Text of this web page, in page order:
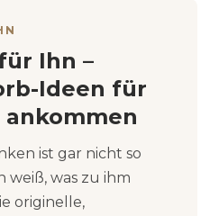
Ihn –
Ideen für
ankommen
ist gar nicht so
weiß, was zu ihm
originelle,